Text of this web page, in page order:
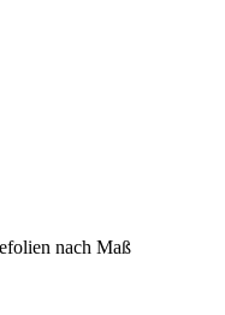
nach Maß